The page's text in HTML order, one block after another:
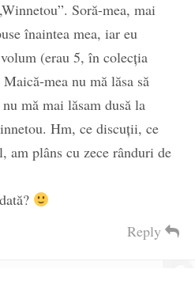
Soră-mea, mai
înaintea mea, iar eu
(erau 5, în colecţia
mea nu mă lăsa să
mă mai lăsam dusă la
Hm, ce discuţii, ce
plâns cu zece rânduri de
Reply